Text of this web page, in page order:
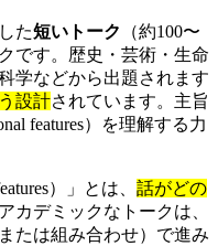
た短いトーク
（約100〜
です。歴史・芸術・生命
学などから出題されます
設計されています。主旨
features）を理解する力
）」とは、 話がどの
カデミックなトークは、
たは組み合わせ）で進み